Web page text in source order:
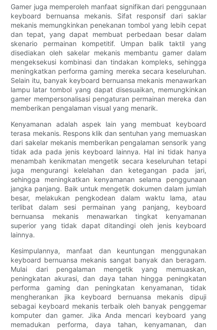
Gamer juga memperoleh manfaat signifikan dari penggunaan
keyboard bernuansa mekanis. Sifat responsif dari saklar
mekanis memungkinkan penekanan tombol yang lebih cepat
dan tepat, yang dapat membuat perbedaan besar dalam
skenario permainan kompetitif. Umpan balik taktil yang
disediakan oleh sakelar mekanis membantu gamer dalam
mengeksekusi kombinasi dan tindakan kompleks, sehingga
meningkatkan performa gaming mereka secara keseluruhan.
Selain itu, banyak keyboard bernuansa mekanis menawarkan
lampu latar tombol yang dapat disesuaikan, memungkinkan
gamer mempersonalisasi pengaturan permainan mereka dan
memberikan pengalaman visual yang menarik.
Kenyamanan adalah aspek lain yang membuat keyboard
terasa mekanis. Respons klik dan sentuhan yang memuaskan
dari sakelar mekanis memberikan pengalaman sensorik yang
tidak ada pada jenis keyboard lainnya. Hal ini tidak hanya
menambah kenikmatan mengetik secara keseluruhan tetapi
juga mengurangi kelelahan dan ketegangan pada jari,
sehingga meningkatkan kenyamanan selama penggunaan
jangka panjang. Baik untuk mengetik dokumen dalam jumlah
besar, melakukan pengkodean dalam waktu lama, atau
terlibat dalam sesi permainan yang panjang, keyboard
bernuansa mekanis menawarkan tingkat kenyamanan
superior yang tidak dapat ditandingi oleh jenis keyboard
lainnya.
Kesimpulannya, manfaat dan keuntungan menggunakan
keyboard bernuansa mekanis sangat banyak dan beragam.
Mulai dari pengalaman mengetik yang memuaskan,
peningkatan akurasi, dan daya tahan hingga peningkatan
performa gaming dan peningkatan kenyamanan, tidak
mengherankan jika keyboard bernuansa mekanis dipuji
sebagai keyboard mekanis terbaik oleh banyak penggemar
komputer dan gamer. Jika Anda mencari keyboard yang
memadukan performa, daya tahan, kenyamanan, dan